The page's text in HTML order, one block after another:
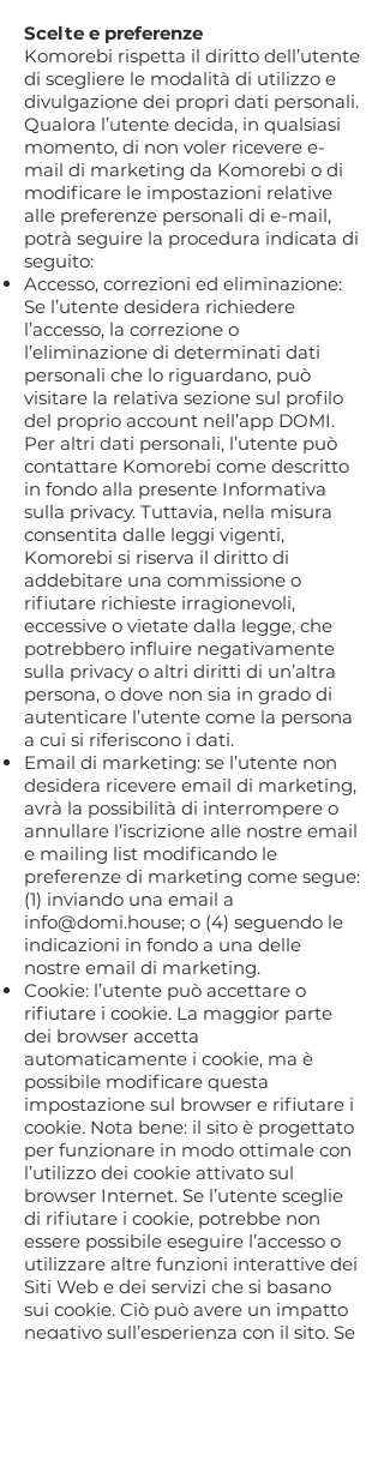
Scelte e preferenze
Komorebi rispetta il diritto dell’utente
di scegliere le modalità di utilizzo e
divulgazione dei propri dati personali.
Qualora l’utente decida, in qualsiasi
momento, di non voler ricevere e-
mail di marketing da Komorebi o di
modificare le impostazioni relative
alle preferenze personali di e-mail,
potrà seguire la procedura indicata di
seguito:
Accesso, correzioni ed eliminazione:
Se l’utente desidera richiedere
l’accesso, la correzione o
l’eliminazione di determinati dati
personali che lo riguardano, può
visitare la relativa sezione sul profilo
del proprio account nell’app DOMI.
Per altri dati personali, l’utente può
contattare Komorebi come descritto
in fondo alla presente Informativa
sulla privacy. Tuttavia, nella misura
consentita dalle leggi vigenti,
Komorebi si riserva il diritto di
addebitare una commissione o
rifiutare richieste irragionevoli,
eccessive o vietate dalla legge, che
potrebbero influire negativamente
sulla privacy o altri diritti di un’altra
persona, o dove non sia in grado di
autenticare l’utente come la persona
a cui si riferiscono i dati.
Email di marketing: se l’utente non
desidera ricevere email di marketing,
avrà la possibilità di interrompere o
annullare l’iscrizione alle nostre email
e mailing list modificando le
preferenze di marketing come segue:
(1) inviando una email a
info@domi.house; o (4) seguendo le
indicazioni in fondo a una delle
nostre email di marketing.
Cookie: l’utente può accettare o
rifiutare i cookie. La maggior parte
dei browser accetta
automaticamente i cookie, ma è
possibile modificare questa
impostazione sul browser e rifiutare i
cookie. Nota bene: il sito è progettato
per funzionare in modo ottimale con
l’utilizzo dei cookie attivato sul
browser Internet. Se l’utente sceglie
di rifiutare i cookie, potrebbe non
essere possibile eseguire l’accesso o
utilizzare altre funzioni interattive dei
Siti Web e dei servizi che si basano
sui cookie. Ciò può avere un impatto
negativo sull’esperienza con il sito. Se